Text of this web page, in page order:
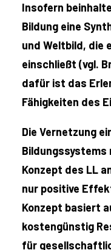
Insofern
Bildung eine
und Weltbild, die
einschließt (vgl.
dafür ist das
Fähigkeiten des
Die Vernetzung
Bildungssystems
Konzept des LL
nur positive
Konzept basiert
kostengünstig
für